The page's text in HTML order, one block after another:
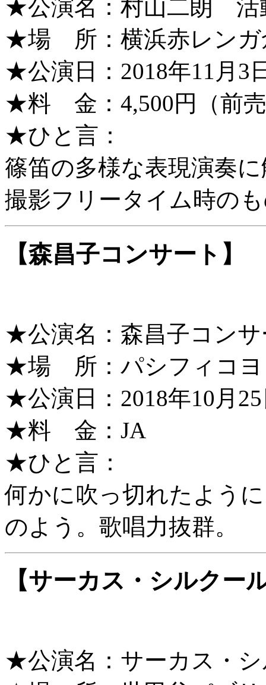
★公演名：村山二朗 活
★場 所：横浜赤レンガ
★公演日：2018年11月3
★料 金：4,500円（前
★ひと言：
篠笛の多様な表現演奏
撮影フリータイム時の
【森昌子コンサート】
★公演名：森昌子コンサ
★場 所：パシフィコヨ
★公演日：2018年10月
★料 金：JA
★ひと言：
何かに吹っ切れたよう
のよう。歌唱力抜群。
【サーカス・シルクー
★公演名：サーカス・